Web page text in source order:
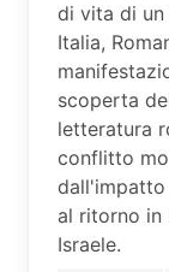
di vita di un
Italia,
scoperta
letteratura
conflitto
al ritorno in
Israele.